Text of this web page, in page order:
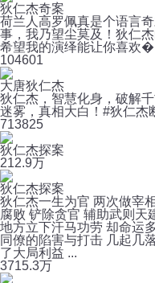
狄仁杰奇案
荷兰人高罗佩真是个语言
事，我乃望尘莫及！狄仁
希望我的演绎能让你喜欢�
104601
大唐狄仁杰
狄仁杰，智慧化身，破解
迷雾，真相大白！#狄仁杰
713825
狄仁杰探案
212.9万
狄仁杰探案
狄仁杰一生为官 两次做宰
腐败 铲除贪官 辅助武则天
地方立下汗马功劳 却命运
同僚的陷害与打击 几起几
了大局利益 ...
3715.3万